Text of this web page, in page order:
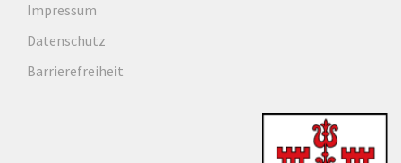
Impressum
Datenschutz
Barrierefreiheit